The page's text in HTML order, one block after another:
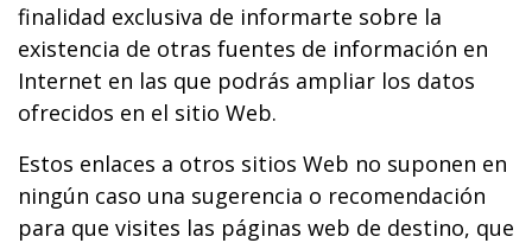
finalidad exclusiva de informarte sobre la
existencia de otras fuentes de información en
Internet en las que podrás ampliar los datos
ofrecidos en el sitio Web.
Estos enlaces a otros sitios Web no suponen en
ningún caso una sugerencia o recomendación
para que visites las páginas web de destino, que